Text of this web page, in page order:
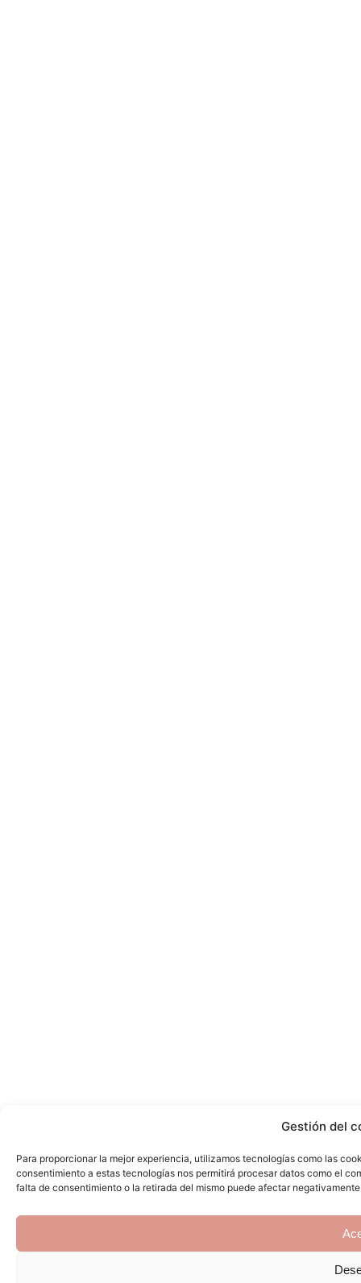
Gestión del
Para proporcionar la mejor experiencia, utilizamos tecnologías como las
consentimiento a estas tecnologías nos permitirá procesar datos como el
falta de consentimiento o la retirada del mismo puede afectar